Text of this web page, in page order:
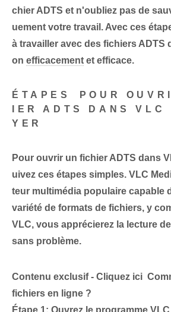
chier ADTS et n'oubliez pas de
uement votre travail. Avec ces
à travailler avec des fichiers ADTS
on efficacement et efficace.
ÉTAPES⁣ POUR
IER ADTS DANS VLC
YER
Pour ouvrir un fichier ADTS dans
uivez ces étapes simples. VLC
teur multimédia populaire capable
variété de formats de fichiers, y
VLC, vous apprécierez la lecture
sans problème.
Contenu exclusif - Cliquez ici
fichiers en ligne ?